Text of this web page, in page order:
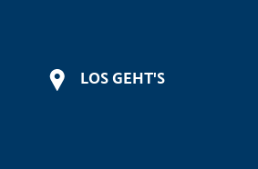
LOS GEHT'S